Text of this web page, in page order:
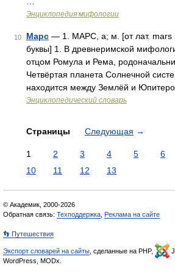
Энциклопедия мифологии
10 Марс — 1. МАРС, а; м. [от лат. mars
буквы] 1. В древнеримской
отцом Ромула и Рема,
Четвёртая планета Солнечной
находится между Землёй и
Энциклопедический словарь
Страницы Следующая →
1 2 3 4 5 6
10
11 12 13
© Академик, 2000-2026
Обратная связь: Техподдержка Реклама на сайте
👣 Путешествия
Экспорт словарей на сайты , сделанные на PHP,
WordPress, MODx.